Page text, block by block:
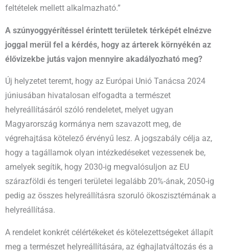
feltételek mellett alkalmazható.”
A szúnyoggyérítéssel érintett területek térképét elnézve
joggal merül fel a kérdés, hogy az árterek környékén az
élővizekbe jutás vajon mennyire akadályozható meg?
Új helyzetet teremt, hogy az Európai Unió Tanácsa 2024
júniusában hivatalosan elfogadta a természet
helyreállításáról szóló rendeletet, melyet ugyan
Magyarország kormánya nem szavazott meg, de
végrehajtása kötelező érvényű lesz. A jogszabály célja az,
hogy a tagállamok olyan intézkedéseket vezessenek be,
amelyek segítik, hogy 2030-ig megvalósuljon az EU
szárazföldi és tengeri területei legalább 20%-ának, 2050-ig
pedig az összes helyreállításra szoruló ökoszisztémának a
helyreállítása.
A rendelet konkrét célértékeket és kötelezettségeket állapít
meg a természet helyreállítására, az éghajlatváltozás és a